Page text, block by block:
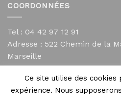
COORDONNÉES
Tel : 04 42 97 12 91
Adresse : 522 Chemin de la
Marseille
contact@mycailloux.com
Mentions légales
Ce site utilise des
expérience. Nous